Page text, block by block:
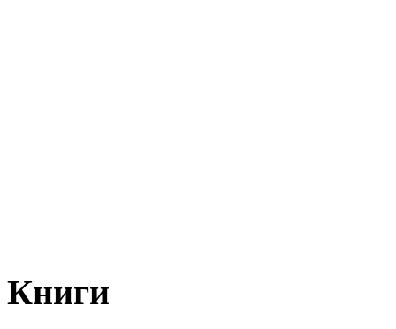
Книги